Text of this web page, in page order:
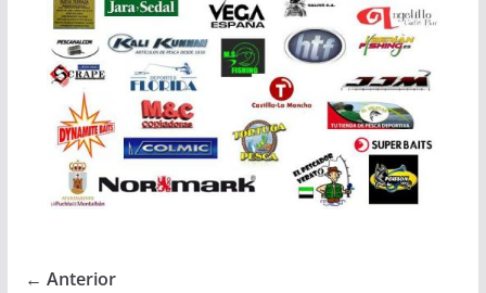
← Anterior